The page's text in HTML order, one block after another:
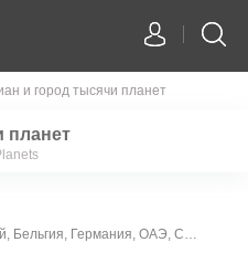
и город тысячи планет
планет
Франция, Китай, Бельгия, Германия, ОАЭ, США